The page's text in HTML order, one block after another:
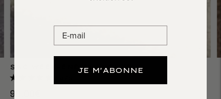
SAC WEEK-END 24H LOUIS
90,00€
JE M'ABONNE